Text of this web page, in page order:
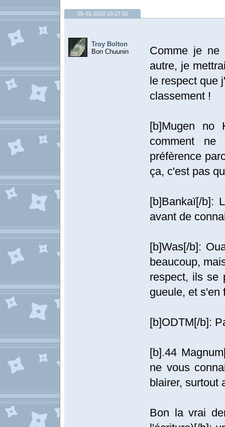
05-01-2010 19:27:55
Troy Bolton
Bon Chuunin
Comme je ne
autre, je
le respect que
classement !
[b]Mugen no
comment
préfèrence
ça, c'est pas
[b]Bankaï[/b]:
avant de
[b]Was[/b]:
beaucoup,
respect, ils se
gueule, et s'en
[b]ODTM[/b]:
[b].44
ne vous
blairer, surtout
Bon la vrai